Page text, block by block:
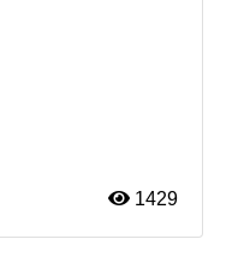
1429